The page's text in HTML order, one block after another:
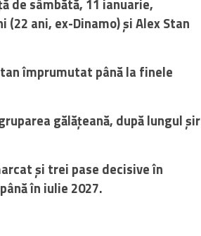
de sâmbătă, 11 ianuarie,
ani, ex-Dinamo) și Alex Stan
împrumutat până la finele
gălățeană, după lungul șir
și trei pase decisive în
în iulie 2027.